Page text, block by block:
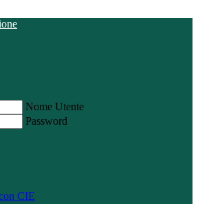
Nome Utente
Password
CIE